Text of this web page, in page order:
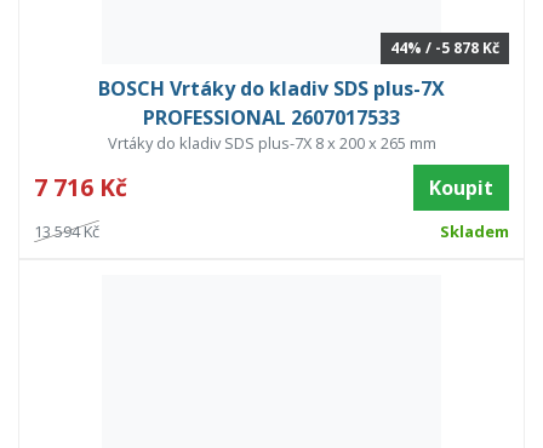
44% / -5 878 Kč
BOSCH Vrtáky do kladiv SDS plus-7X
PROFESSIONAL 2607017533
Vrtáky do kladiv SDS plus-7X 8 x 200 x 265 mm
7 716 Kč Koupit
13 594 Kč Skladem